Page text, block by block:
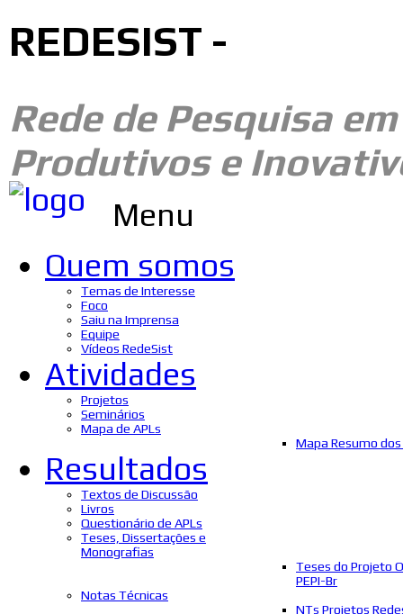
REDESIST -
Rede de Pesquisa
Produtivos e
Menu
Quem somos
Temas de Interesse
Foco
Saiu na Imprensa
Equipe
Vídeos RedeSist
Atividades
Projetos
Seminários
Mapa de APLs
Mapa Resumo dos
Resultados
Textos de Discussão
Livros
Questionário de APLs
Teses, Dissertações e
Monografias
Teses do Projeto
PEPI-Br
Notas Técnicas
NTs Projetos